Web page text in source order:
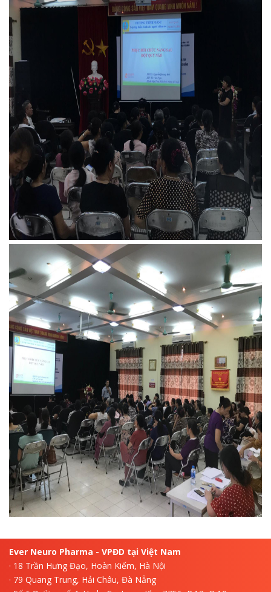
Ever Neuro Pharma - VPĐD tại Việt Nam
· 18 Trần Hưng Đạo, Hoàn Kiếm, Hà Nội
· 79 Quang Trung, Hải Châu, Đà Nẵng